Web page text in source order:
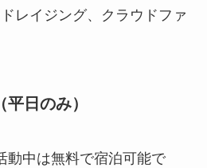
レイジング、クラウドファ
日のみ）
動中は無料で宿泊可能で